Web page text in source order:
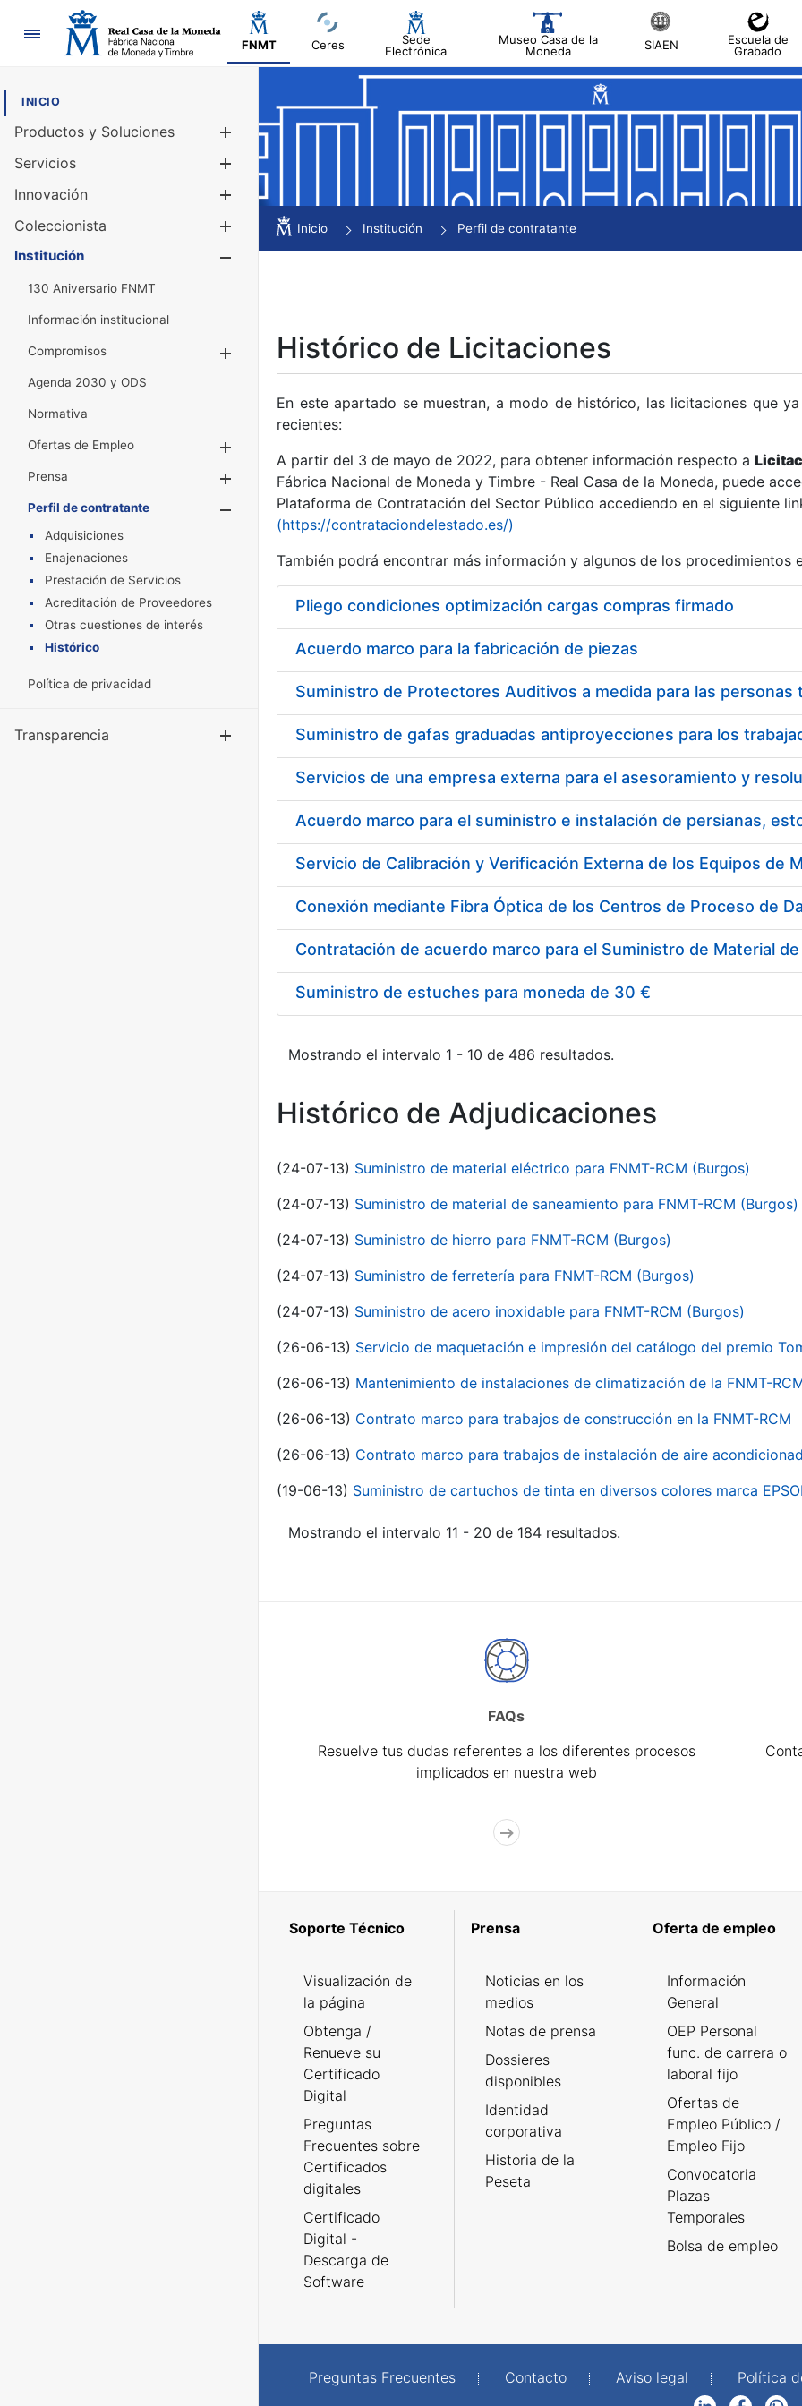
Navegación
FNMT Ceres
Sede
Electrónica
Museo Casa de la
Moneda
SIAEN
Escuela de
Grabado
INICIO
Productos y Soluciones
Mostrar/Ocultar
Servicios
Innovación
Coleccionista
Mostrar/Ocultar
Institución
130 Aniversario FNMT
Información institucional
Compromisos
Mostrar/Ocultar
Agenda 2030 y ODS
Normativa
Ofertas de Empleo
Prensa
Mostrar/Ocultar
Perfil de contratante
Mostrar/Ocultar
Adquisiciones
Enajenaciones
Prestación de Servicios
Acreditación de Proveedores
Otras cuestiones de interés
Histórico
Política de privacidad
Transparencia Mostrar/Ocultar
Inicio Institución Perfil de contratante
Histórico de Licitaciones
En este apartado se muestran, a modo de histórico, las licitaciones que
recientes:
A partir del 3 de mayo de 2022, para obtener información respecto a
Fábrica Nacional de Moneda y Timbre - Real Casa de la Moneda, puede
Plataforma de Contratación del Sector Público accediendo en el siguiente
(https://contrataciondelestado.es/)
También podrá encontrar más información y algunos de los procedimientos
Pliego condiciones optimización cargas compras firmado
Acuerdo marco para la fabricación de piezas
Acuerdo marco para el suministro e instalación de persianas,
Suministro de estuches para moneda de 30 €
Mostrando el intervalo 1 - 10 de 486 resultados.
Histórico de Adjudicaciones
(24-07-13) Suministro de material eléctrico para FNMT-RCM (Burgos)
(24-07-13) Suministro de material de saneamiento para FNMT-RCM (Burgos)
(24-07-13) Suministro de hierro para FNMT-RCM (Burgos)
(24-07-13) Suministro de ferretería para FNMT-RCM (Burgos)
(24-07-13) Suministro de acero inoxidable para FNMT-RCM (Burgos)
(26-06-13) Servicio de maquetación e impresión del catálogo del premio
(26-06-13) Mantenimiento de instalaciones de climatización de la FNMT-
(26-06-13) Contrato marco para trabajos de construcción en la FNMT-RCM
(26-06-13) Contrato marco para trabajos de instalación de aire
(19-06-13) Suministro de cartuchos de tinta en diversos colores marca
Mostrando el intervalo 11 - 20 de 184 resultados.
FAQs
Resuelve tus dudas referentes a los diferentes procesos
implicados en nuestra web
Soporte Técnico
Visualización de
la página
Obtenga /
Renueve su
Certificado
Digital
Preguntas
Frecuentes sobre
Certificados
digitales
Certificado
Digital -
Descarga de
Software
Prensa
Noticias en los
medios
Notas de prensa
Dossieres
disponibles
Identidad
corporativa
Historia de la
Peseta
Oferta de empleo
Información
General
OEP Personal
func. de carrera o
laboral fijo
Ofertas de
Empleo Público /
Empleo Fijo
Convocatoria
Plazas
Temporales
Bolsa de empleo
Preguntas Frecuentes Contacto Aviso legal Política